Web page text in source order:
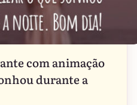
com animação
durante a